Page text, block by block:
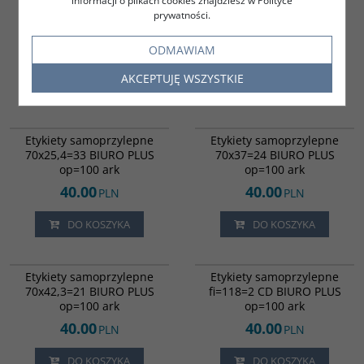
Etykiety samoprzylepne
op=100 ark
DO KOSZYKA
Etykiety samoprzylepne
52,5x29,6=40 BIURO PLUS
op=100 ark
Etykiety samoprzylepne
70x25,4=33 BIURO PLUS
op=100 ark
40.00PLN
DO KOSZYKA
Etykiety samoprzylepne
70x37=24 BIURO PLUS
op=100 ark
40.00PLN
DO KOSZYKA
Etykiety samoprzylepne
70x42,3=21 BIURO PLUS
op=100 ark
40.00PLN
DO KOSZYKA
Etykiety samoprzylepne
fi=118=2 CD BIURO PLUS
op=100 ark
40.00PLN
DO KOSZYKA
prywatności.
ODMAWIAM
AKCEPTUJĘ WSZYSTKIE